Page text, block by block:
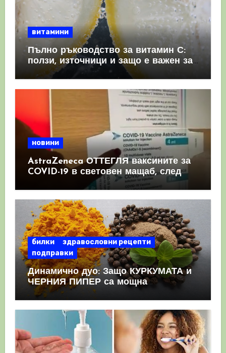
витамини
Пълно ръководство за витамин С:
ползи, източници и защо е важен за
имунната система
новини
AstraZeneca ОТТЕГЛЯ ваксините за
COVID-19 в световен мащаб, след
като призна, че те причиняват
КРЪВНИ съсиреци
билки
здравословни рецепти
подправки
Динамично дуо: Защо КУРКУМАТА и
ЧЕРНИЯ ПИПЕР са мощна
комбинация